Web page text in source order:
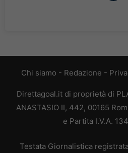
Chi siamo - Redazione -
Direttagoal.it di proprietà di
ANASTASIO II, 442, 00165
e Partita I.V.A.
Testata Giornalistica